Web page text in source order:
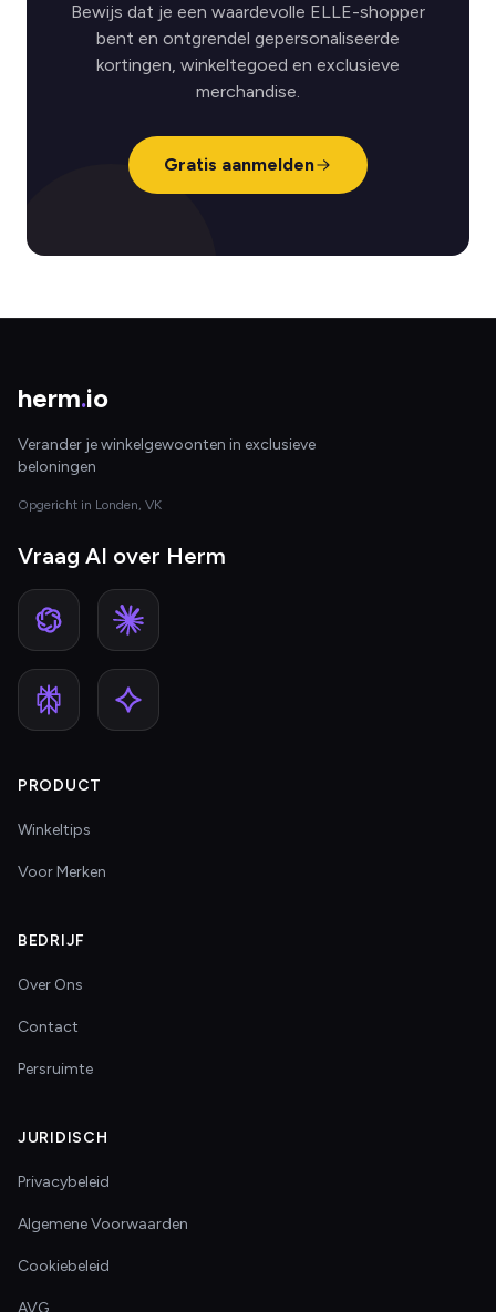
Bewijs dat je een waardevolle ELLE-shopper
bent en ontgrendel gepersonaliseerde
kortingen, winkeltegoed en exclusieve
merchandise.
Gratis aanmelden
herm.io
Verander je winkelgewoonten in exclusieve
beloningen
Opgericht in Londen, VK
Vraag AI over Herm
PRODUCT
Winkeltips
Voor Merken
BEDRIJF
Over Ons
Contact
Persruimte
JURIDISCH
Privacybeleid
Algemene Voorwaarden
Cookiebeleid
AVG